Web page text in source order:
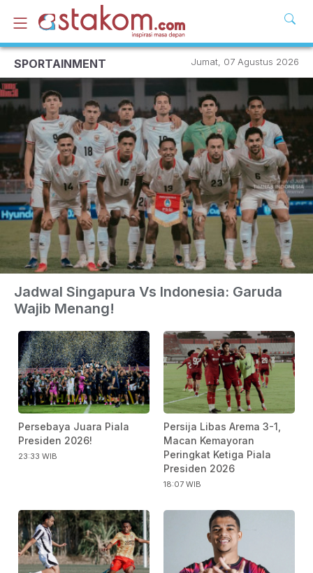
SPORTAINMENT Jumat, 07 Agustus 2026
Jadwal Singapura Vs Indonesia: Garuda
Wajib Menang!
Persebaya Juara Piala
Presiden 2026!
23:33 WIB
Persija Libas Arema 3-1,
Macan Kemayoran
Peringkat Ketiga Piala
Presiden 2026
18:07 WIB